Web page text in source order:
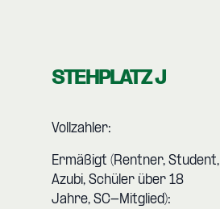
STEHPLATZ J
Vollzahler:
Ermäßigt (Rentner, Student,
Azubi, Schüler über 18
Jahre, SC-Mitglied):